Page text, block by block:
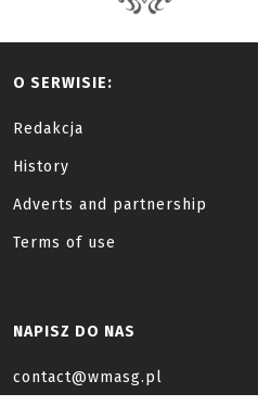
O SERWISIE:
Redakcja
History
Adverts and partnership
Terms of use
NAPISZ DO NAS
contact@wmasg.pl